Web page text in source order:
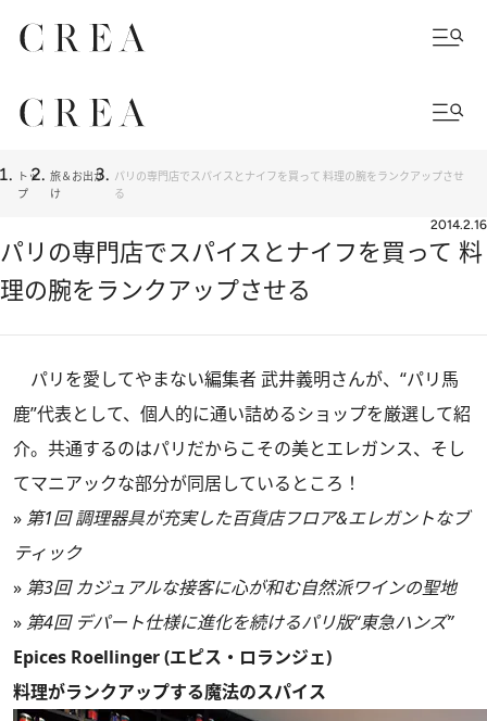
トッ
プ
旅＆お出か
け
パリの専門店でスパイスとナイフを買って 料理の腕をランクアップさせ
る
2014.2.16
パリの専門店でスパイスとナイフを買って 料
理の腕をランクアップさせる
パリを愛してやまない編集者 武井義明さんが、“パリ馬
鹿”代表として、個人的に通い詰めるショップを厳選して紹
介。共通するのはパリだからこその美とエレガンス、そし
てマニアックな部分が同居しているところ！
» 第1回 調理器具が充実した百貨店フロア&エレガントなブ
ティック
» 第3回 カジュアルな接客に心が和む自然派ワインの聖地
» 第4回 デパート仕様に進化を続けるパリ版“東急ハンズ”
Epices Roellinger (エピス・ロランジェ)
料理がランクアップする魔法のスパイス